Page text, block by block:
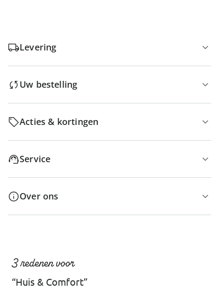
Levering
Uw bestelling
Acties & kortingen
Service
Over ons
3 redenen voor
“Huis & Comfort”